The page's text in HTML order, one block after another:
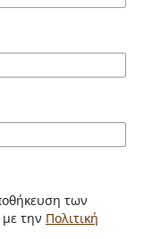
την Πολιτική